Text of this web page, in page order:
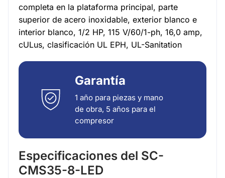
completa en la plataforma principal, parte
superior de acero inoxidable, exterior blanco e
interior blanco, 1/2 HP, 115 V/60/1-ph, 16,0 amp,
cULus, clasificación UL EPH, UL-Sanitation
Garantía
1 año para piezas y mano
de obra, 5 años para el
compresor
Especificaciones del SC-
CMS35-8-LED